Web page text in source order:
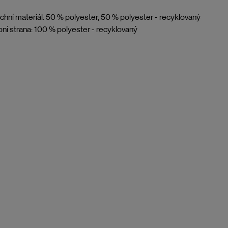
materiál: 50 % polyester, 50 % polyester - recyklovaný
strana: 100 % polyester - recyklovaný